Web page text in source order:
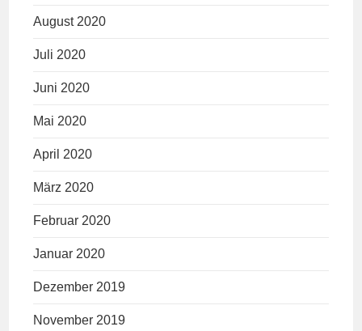
August 2020
Juli 2020
Juni 2020
Mai 2020
April 2020
März 2020
Februar 2020
Januar 2020
Dezember 2019
November 2019